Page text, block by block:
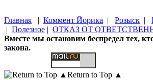
Главная | Коммент Йорика | Розыск |
| Полезное | ОТКАЗ ОТ
Вместе мы остановим беспредел тех,
закона.
Return to Top ▲